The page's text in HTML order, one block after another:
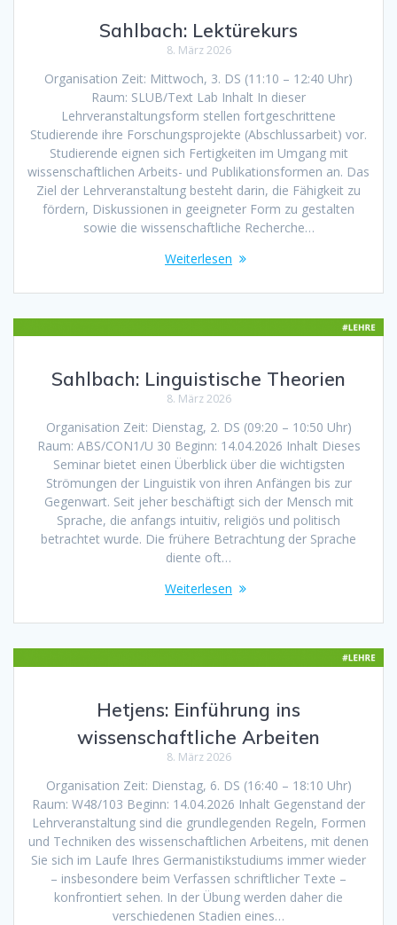
Sahlbach: Lektürekurs
8. März 2026
Organisation Zeit: Mittwoch, 3. DS (11:10 – 12:40 Uhr)
Raum: SLUB/Text Lab Inhalt In dieser
Lehrveranstaltungsform stellen fortgeschrittene
Studierende ihre Forschungsprojekte (Abschlussarbeit) vor.
Studierende eignen sich Fertigkeiten im Umgang mit
wissenschaftlichen Arbeits- und Publikationsformen an. Das
Ziel der Lehrveranstaltung besteht darin, die Fähigkeit zu
fördern, Diskussionen in geeigneter Form zu gestalten
sowie die wissenschaftliche Recherche…
Weiterlesen
Sahlbach: Linguistische Theorien
8. März 2026
Organisation Zeit: Dienstag, 2. DS (09:20 – 10:50 Uhr)
Raum: ABS/CON1/U 30 Beginn: 14.04.2026 Inhalt Dieses
Seminar bietet einen Überblick über die wichtigsten
Strömungen der Linguistik von ihren Anfängen bis zur
Gegenwart. Seit jeher beschäftigt sich der Mensch mit
Sprache, die anfangs intuitiv, religiös und politisch
betrachtet wurde. Die frühere Betrachtung der Sprache
diente oft…
Weiterlesen
Hetjens: Einführung ins
wissenschaftliche Arbeiten
8. März 2026
Organisation Zeit: Dienstag, 6. DS (16:40 – 18:10 Uhr)
Raum: W48/103 Beginn: 14.04.2026 Inhalt Gegenstand der
Lehrveranstaltung sind die grundlegenden Regeln, Formen
und Techniken des wissenschaftlichen Arbeitens, mit denen
Sie sich im Laufe Ihres Germanistikstudiums immer wieder
– insbesondere beim Verfassen schriftlicher Texte –
konfrontiert sehen. In der Übung werden daher die
verschiedenen Stadien eines…